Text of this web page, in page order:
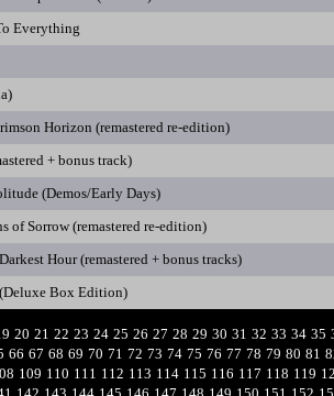
Everything
Horizon (remastered re-edition)
+ bonus track)
(Demos/Early Days)
of Sorrow (remastered re-edition)
Hour (remastered + bonus tracks)
Box Edition)
20 21 22 23 24 25 26 27 28 29 30 31 32 33 34 35
66 67 68 69 70 71 72 73 74 75 76 77 78 79 80 81
109 110 111 112 113 114 115 116 117 118 119